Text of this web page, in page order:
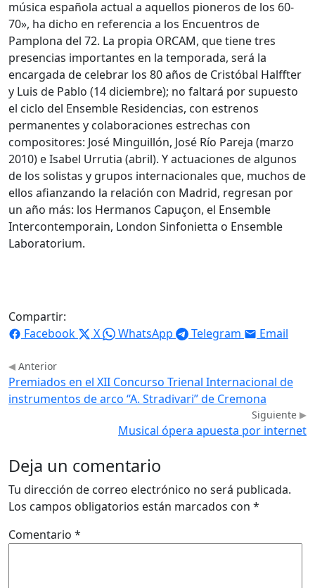
música española actual a aquellos pioneros de los 60-
70», ha dicho en referencia a los Encuentros de
Pamplona del 72. La propia ORCAM, que tiene tres
presencias importantes en la temporada, será la
encargada de celebrar los 80 años de Cristóbal Halffter
y Luis de Pablo (14 diciembre); no faltará por supuesto
el ciclo del Ensemble Residencias, con estrenos
permanentes y colaboraciones estrechas con
compositores: José Minguillón, José Río Pareja (marzo
2010) e Isabel Urrutia (abril). Y actuaciones de algunos
de los solistas y grupos internacionales que, muchos de
ellos afianzando la relación con Madrid, regresan por
un año más: los Hermanos Capuçon, el Ensemble
Intercontemporain, London Sinfonietta o Ensemble
Laboratorium.
Compartir:
Facebook
X WhatsApp Telegram Email
Anterior
Premiados en el XII Concurso Trienal Internacional de
instrumentos de arco “A. Stradivari” de Cremona
Siguiente
Musical ópera apuesta por internet
Deja un comentario
Tu dirección de correo electrónico no será publicada.
Los campos obligatorios están marcados con *
Comentario *